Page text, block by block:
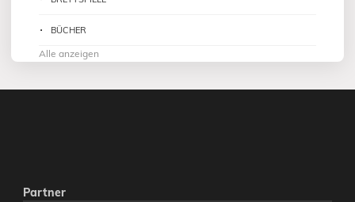
BÜCHER
Alle anzeigen
Partner